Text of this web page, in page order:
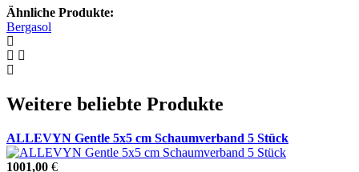
Ähnliche Produkte:
Bergasol
Weitere beliebte Produkte
ALLEVYN Gentle 5x5 cm Schaumverband 5 Stück
1001,00 €